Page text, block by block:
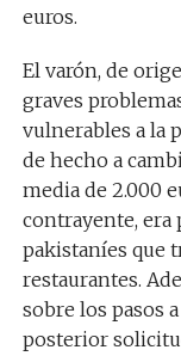
euros.
El varón, de
graves
vulnerables a la
de hecho a
media de 2.000
contrayente, era
pakistaníes que
restaurantes.
sobre los pasos
posterior